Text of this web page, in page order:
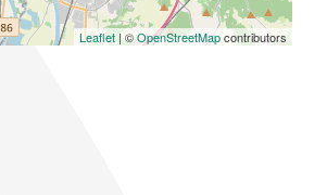
Leaflet | ©OpenStreetMapcontributors